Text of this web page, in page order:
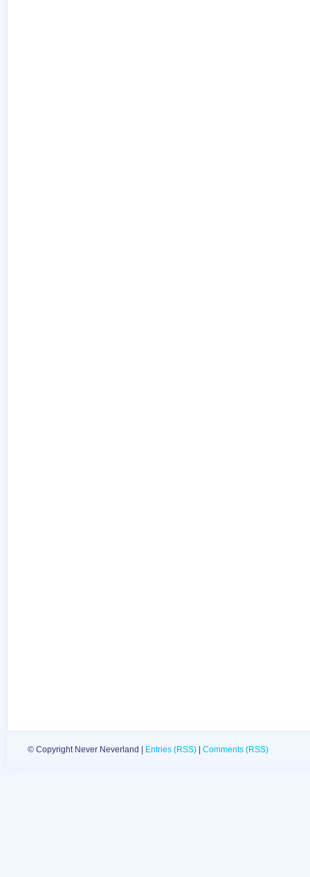
© Copyright Never Neverland | Entries (RSS) Comments (RSS)